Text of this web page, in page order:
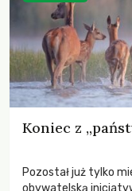
Koniec z
Pozostał już tylko
obywatelską